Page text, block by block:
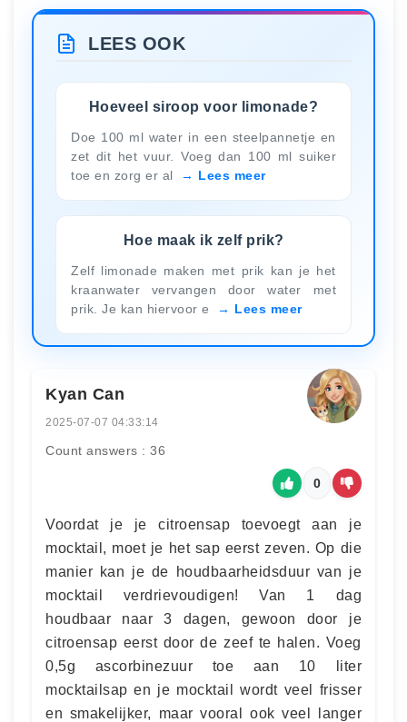
LEES OOK
Hoeveel siroop voor limonade?
Doe 100 ml water in een steelpannetje en
zet dit het vuur. Voeg dan 100 ml suiker
toe en zorg er al
Lees meer
Hoe maak ik zelf prik?
Zelf limonade maken met prik kan je het
kraanwater vervangen door water met
prik. Je kan hiervoor e
Lees meer
Kyan Can
2025-07-07 04:33:14
Count answers : 36
0
Voordat je je citroensap toevoegt aan je
mocktail, moet je het sap eerst zeven. Op die
manier kan je de houdbaarheidsduur van je
mocktail verdrievoudigen! Van 1 dag
houdbaar naar 3 dagen, gewoon door je
citroensap eerst door de zeef te halen. Voeg
0,5g ascorbinezuur toe aan 10 liter
mocktailsap en je mocktail wordt veel frisser
en smakelijker, maar vooral ook veel langer